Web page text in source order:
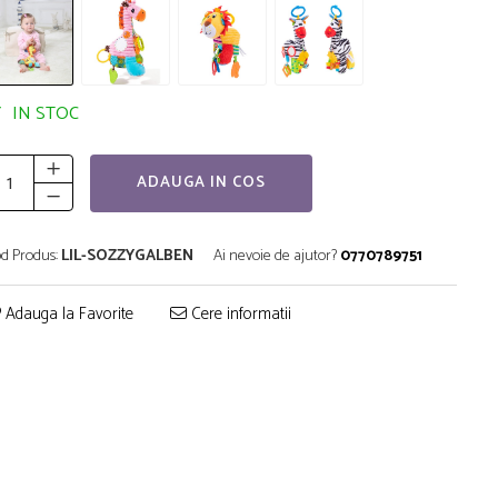
IN STOC
ADAUGA IN COS
Produs:LIL-SOZZYGALBEN Ai nevoie de ajutor?0770789751
Adauga la Favorite Cere informatii